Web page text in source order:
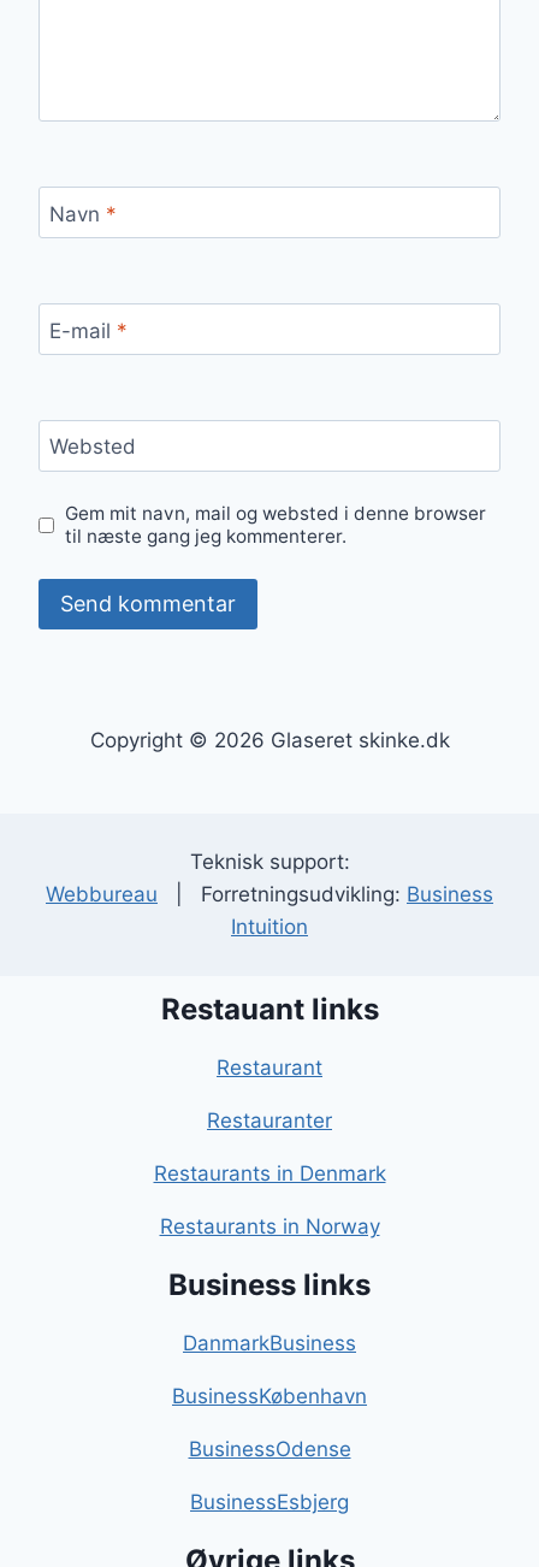
Navn *
E-mail *
Websted
Gem mit navn, mail og websted i denne browser
til næste gang jeg kommenterer.
Copyright © 2026 Glaseret skinke.dk
Teknisk support:
Webbureau | Forretningsudvikling: Business
Intuition
Restauant links
Restaurant
Restauranter
Restaurants in Denmark
Restaurants in Norway
Business links
DanmarkBusiness
BusinessKøbenhavn
BusinessOdense
BusinessEsbjerg